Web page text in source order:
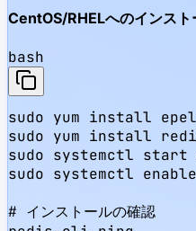
CentOS/RHELへのインスト
bash
sudo yum install
sudo yum install
sudo systemctl start
sudo systemctl
# インストールの確認